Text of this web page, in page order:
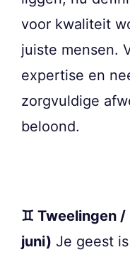
voor kwaliteit
juiste mensen.
expertise en
zorgvuldige
beloond.
♊ Tweelingen
juni) Je geest